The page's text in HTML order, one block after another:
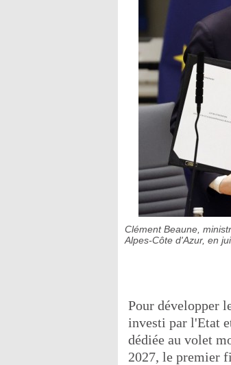
Clément Beaune,
Alpes-Côte d'Azur, en
Pour développer
investi par l'Etat
dédiée au volet
2027, le premier